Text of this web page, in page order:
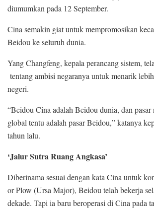
diumumkan pada 12 September.
Cina semakin giat untuk mempromosikan
Beidou ke seluruh dunia.
Yang Changfeng, kepala perancang sistem,
tentang ambisi negaranya untuk menarik
negeri.
“Beidou Cina adalah Beidou dunia, dan pasar
global tentu adalah pasar Beidou,” katanya
tahun lalu.
‘Jalur Sutra Ruang Angkasa’
Diberinama sesuai dengan kata Cina untuk
or Plow (Ursa Major), Beidou telah bekerja
dekade. Tapi ia baru beroperasi di Cina pada